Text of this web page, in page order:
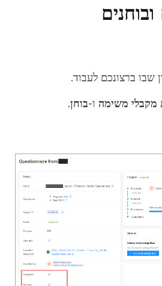
ברצונכם לעבוד.
מקבלי משימה ו-בוחן.